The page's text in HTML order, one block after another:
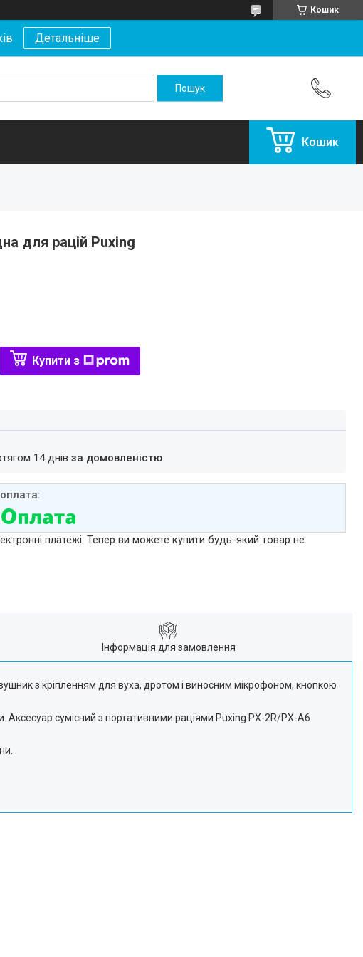
Кошик
Детальніше
Кошик
для рацій Puxing
Купити з
14 днів за домовленістю
платежі. Тепер ви можете купити будь-який товар не
Інформація для замовлення
з кріпленням для вуха, дротом і виносним мікрофоном, кнопкою
Аксесуар сумісний з портативними раціями Puxing PX-2R/PX-A6.